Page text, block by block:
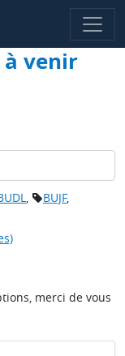
venir
, BUJF,
merci de vous